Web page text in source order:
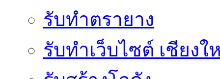
รับทำตรายาง
รับทำเว็บไซต์ เชียงใ